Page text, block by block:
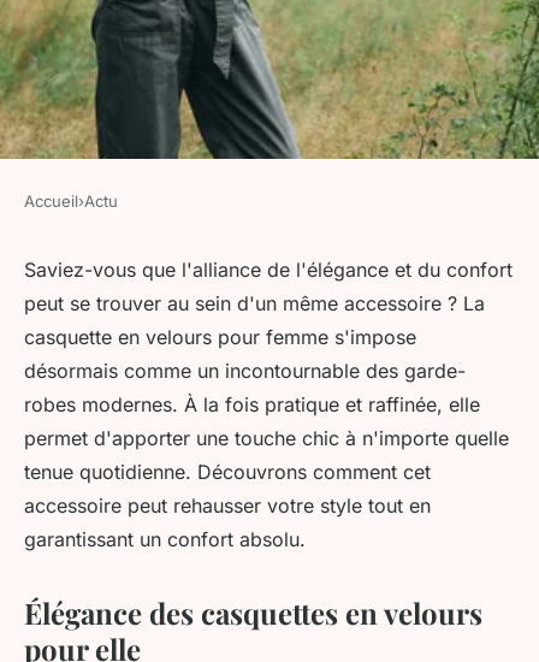
Casquette velour femme :
élégance et confort au
quotidien
admin•13 juin 2024 •3 min de lecture
Accueil›Actu
Saviez-vous que l'alliance de l'élégance et du confort
peut se trouver au sein d'un même accessoire ? La
casquette en velours pour femme s'impose
désormais comme un incontournable des garde-
robes modernes. À la fois pratique et raffinée, elle
permet d'apporter une touche chic à n'importe quelle
tenue quotidienne. Découvrons comment cet
accessoire peut rehausser votre style tout en
garantissant un confort absolu.
Élégance des casquettes en velours
pour elle